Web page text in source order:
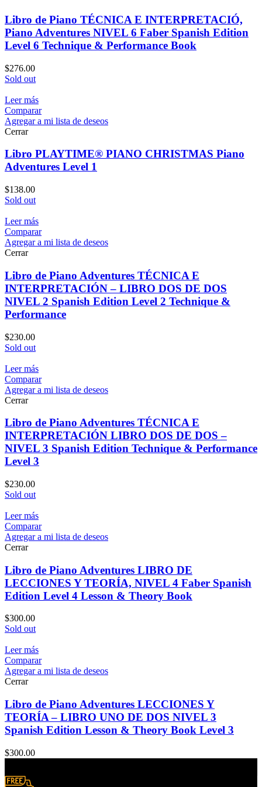
Libro de Piano TÉCNICA E INTERPRETACIÓ,
Piano Adventures NIVEL 6 Faber Spanish Edition
Level 6 Technique & Performance Book
$276.00
Sold out
Leer más
Comparar
Agregar a mi lista de deseos
Cerrar
Libro PLAYTIME® PIANO CHRISTMAS Piano
Adventures Level 1
$138.00
Sold out
Leer más
Comparar
Agregar a mi lista de deseos
Cerrar
Libro de Piano Adventures TÉCNICA E
INTERPRETACIÓN – LIBRO DOS DE DOS
NIVEL 2 Spanish Edition Level 2 Technique &
Performance
$230.00
Sold out
Leer más
Comparar
Agregar a mi lista de deseos
Cerrar
Libro de Piano Adventures TÉCNICA E
INTERPRETACIÓN LIBRO DOS DE DOS –
NIVEL 3 Spanish Edition Technique & Performance
Level 3
$230.00
Sold out
Leer más
Comparar
Agregar a mi lista de deseos
Cerrar
Libro de Piano Adventures LIBRO DE
LECCIONES Y TEORÍA, NIVEL 4 Faber Spanish
Edition Level 4 Lesson & Theory Book
$300.00
Sold out
Leer más
Comparar
Agregar a mi lista de deseos
Cerrar
Libro de Piano Adventures LECCIONES Y
TEORÍA – LIBRO UNO DE DOS NIVEL 3
Spanish Edition Lesson & Theory Book Level 3
$300.00